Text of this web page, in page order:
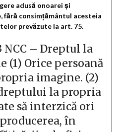
adusă onoarei şi
fără consimţământul acesteia
prevăzute la art. 75.
– Dreptul la
(1) Orice persoană
imagine. (2)
la propria
să interzică ori
în